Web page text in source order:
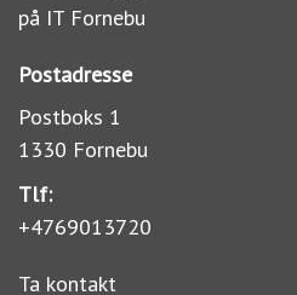
på IT Fornebu
Postadresse
Postboks 1
1330 Fornebu
Tlf:
+4769013720
Ta kontakt